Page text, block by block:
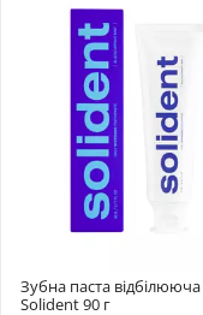
Зубна паста відбілююча